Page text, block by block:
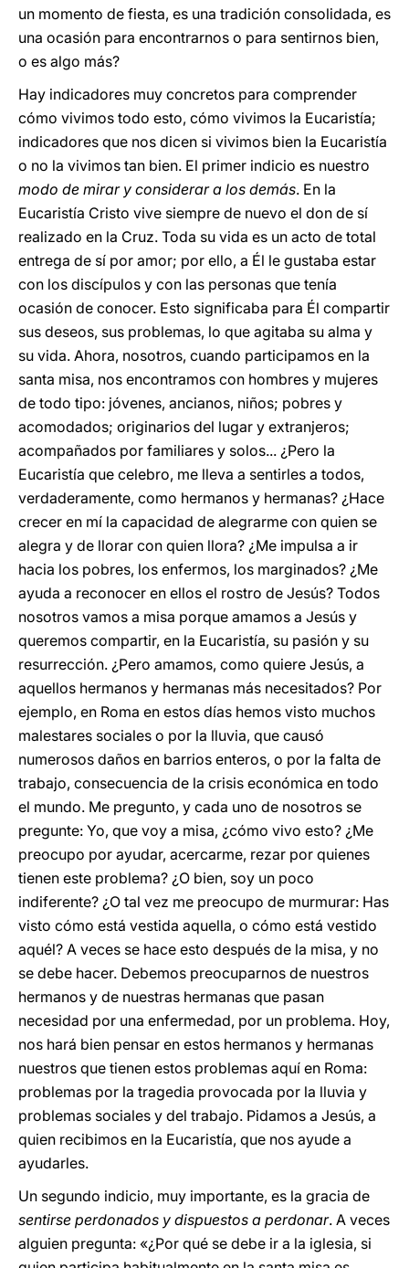
un momento de fiesta, es una tradición consolidada, es
una ocasión para encontrarnos o para sentirnos bien,
o es algo más?
Hay indicadores muy concretos para comprender
cómo vivimos todo esto, cómo vivimos la Eucaristía;
indicadores que nos dicen si vivimos bien la Eucaristía
o no la vivimos tan bien. El primer indicio es nuestro
modo de mirar y considerar a los demás. En la
Eucaristía Cristo vive siempre de nuevo el don de sí
realizado en la Cruz. Toda su vida es un acto de total
entrega de sí por amor; por ello, a Él le gustaba estar
con los discípulos y con las personas que tenía
ocasión de conocer. Esto significaba para Él compartir
sus deseos, sus problemas, lo que agitaba su alma y
su vida. Ahora, nosotros, cuando participamos en la
santa misa, nos encontramos con hombres y mujeres
de todo tipo: jóvenes, ancianos, niños; pobres y
acomodados; originarios del lugar y extranjeros;
acompañados por familiares y solos... ¿Pero la
Eucaristía que celebro, me lleva a sentirles a todos,
verdaderamente, como hermanos y hermanas? ¿Hace
crecer en mí la capacidad de alegrarme con quien se
alegra y de llorar con quien llora? ¿Me impulsa a ir
hacia los pobres, los enfermos, los marginados? ¿Me
ayuda a reconocer en ellos el rostro de Jesús? Todos
nosotros vamos a misa porque amamos a Jesús y
queremos compartir, en la Eucaristía, su pasión y su
resurrección. ¿Pero amamos, como quiere Jesús, a
aquellos hermanos y hermanas más necesitados? Por
ejemplo, en Roma en estos días hemos visto muchos
malestares sociales o por la lluvia, que causó
numerosos daños en barrios enteros, o por la falta de
trabajo, consecuencia de la crisis económica en todo
el mundo. Me pregunto, y cada uno de nosotros se
pregunte: Yo, que voy a misa, ¿cómo vivo esto? ¿Me
preocupo por ayudar, acercarme, rezar por quienes
tienen este problema? ¿O bien, soy un poco
indiferente? ¿O tal vez me preocupo de murmurar: Has
visto cómo está vestida aquella, o cómo está vestido
aquél? A veces se hace esto después de la misa, y no
se debe hacer. Debemos preocuparnos de nuestros
hermanos y de nuestras hermanas que pasan
necesidad por una enfermedad, por un problema. Hoy,
nos hará bien pensar en estos hermanos y hermanas
nuestros que tienen estos problemas aquí en Roma:
problemas por la tragedia provocada por la lluvia y
problemas sociales y del trabajo. Pidamos a Jesús, a
quien recibimos en la Eucaristía, que nos ayude a
ayudarles.
Un segundo indicio, muy importante, es la gracia de
sentirse perdonados y dispuestos a perdonar. A veces
alguien pregunta: «¿Por qué se debe ir a la iglesia, si